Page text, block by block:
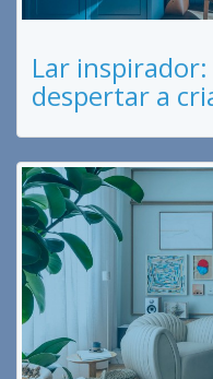
Lar
despertar a